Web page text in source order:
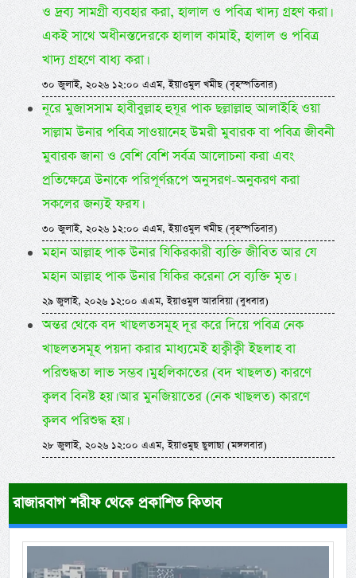
ও দ্রব্য সামগ্রী ব্যবহার করা, হালাল ও পবিত্র খাদ্য গ্রহণ করা।
একই সাথে অধীনস্তদেরকে হালাল কামাই, হালাল ও পবিত্র
খাদ্য গ্রহণে বাধ্য করা।
৩০ জুলাই, ২০২৬ ১২:০০ এএম, ইয়াওমুল খমীছ (বৃহস্পতিবার)
নূরে মুজাসসাম হাবীবুল্লাহ হুযূর পাক ছল্লাল্লাহু আলাইহি ওয়া
সাল্লাম উনার পবিত্র সাওয়ানেহ উমরী মুবারক বা পবিত্র জীবনী
মুবারক জানা ও বেশি বেশি সর্বত্র আলোচনা করা এবং
প্রতিক্ষেত্রে উনাকে পরিপূর্ণরূপে অনুসরণ-অনুকরণ করা
সকলের জন্যই ফরয।
৩০ জুলাই, ২০২৬ ১২:০০ এএম, ইয়াওমুল খমীছ (বৃহস্পতিবার)
মহান আল্লাহ পাক উনার যিকিরকারী ব্যক্তি জীবিত আর যে
মহান আল্লাহ পাক উনার যিকির করেনা সে ব্যক্তি মৃত।
২৯ জুলাই, ২০২৬ ১২:০০ এএম, ইয়াওমুল আরবিয়া (বুধবার)
অন্তর থেকে বদ খাছলতসমূহ দূর করে দিয়ে পবিত্র নেক
খাছলতসমূহ পয়দা করার মাধ্যমেই হাক্বীক্বী ইছলাহ বা
পরিশুদ্ধতা লাভ সম্ভব। মুহলিকাতের (বদ খাছলত) কারণে
ক্বলব বিনষ্ট হয়। আর মুনজিয়াতের (নেক খাছলত) কারণে
ক্বলব পরিশুদ্ধ হয়।
২৮ জুলাই, ২০২৬ ১২:০০ এএম, ইয়াওমুছ ছুলাছা (মঙ্গলবার)
রাজারবাগ শরীফ থেকে প্রকাশিত কিতাব